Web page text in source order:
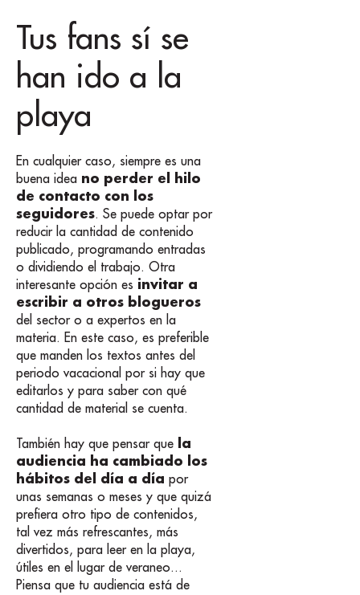
Tus fans sí se
han ido a la
playa
En cualquier caso, siempre es una
buena idea no perder el hilo
de contacto con los
seguidores. Se puede optar por
reducir la cantidad de contenido
publicado, programando entradas
o dividiendo el trabajo. Otra
interesante opción es invitar a
escribir a otros blogueros
del sector o a expertos en la
materia. En este caso, es preferible
que manden los textos antes del
periodo vacacional por si hay que
editarlos y para saber con qué
cantidad de material se cuenta.
También hay que pensar que la
audiencia ha cambiado los
hábitos del día a día por
unas semanas o meses y que quizá
prefiera otro tipo de contenidos,
tal vez más refrescantes, más
divertidos, para leer en la playa,
útiles en el lugar de veraneo...
Piensa que tu audiencia está de